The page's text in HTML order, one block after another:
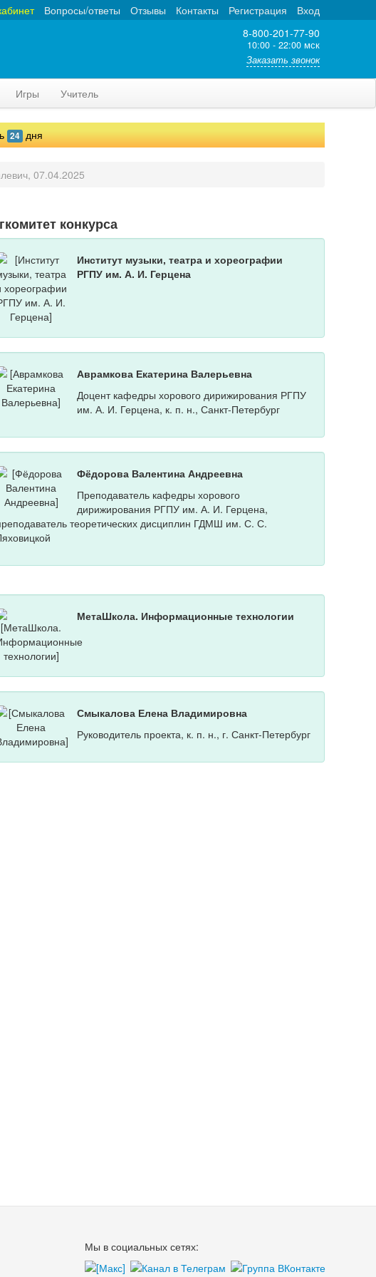
Вход
Регистрация
Контакты
Отзывы
Вопросы/ответы
8-800-201-77-90
10:00 - 22:00 мск
Заказать звонок
Игры Учитель
24 дня
07.04.2025
конкурса
Институт музыки, театра и хореографии
РГПУ им. А. И. Герцена
Аврамкова Екатерина Валерьевна
Доцент кафедры хорового дирижирования РГПУ
им. А. И. Герцена, к. п. н., Санкт-Петербург
Фёдорова Валентина Андреевна
Преподаватель кафедры хорового
дирижирования РГПУ им. А. И. Герцена,
теоретических дисциплин ГДМШ им. С. С.
МетаШкола. Информационные технологии
Смыкалова Елена Владимировна
Руководитель проекта, к. п. н., г. Санкт-Петербург
Мы в социальных сетях: